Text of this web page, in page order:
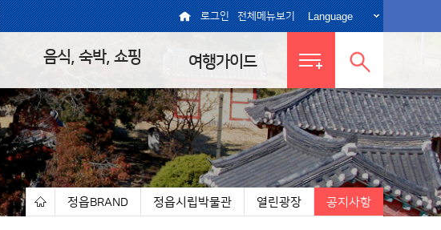
로그인 전체메뉴보기 Language
음식, 숙박, 쇼핑 여행가이드
전체메뉴
보기
통합검색
열기
정읍BRAND 정읍시립박물관 열린광장 공지사항